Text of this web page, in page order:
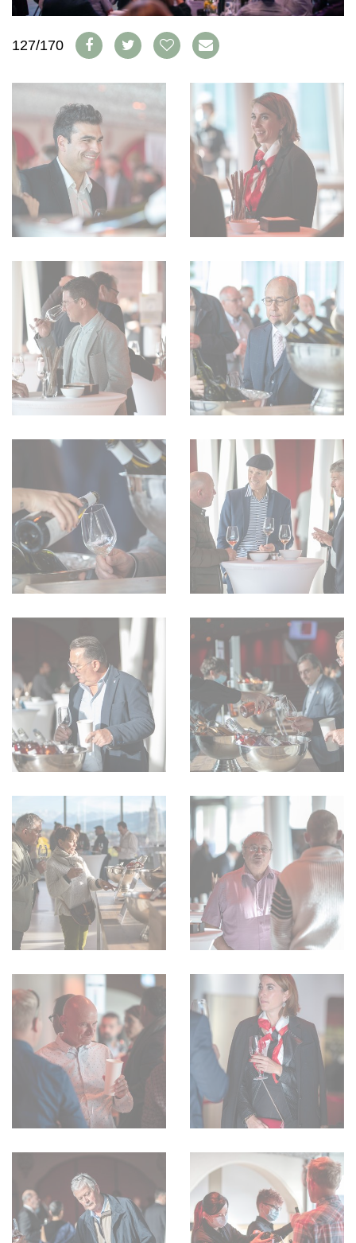
ABO
AUSGABE
ARCHIV
BÜCHER
WEINSZENE
VINOPHILES
ANMELDEN
GEWINNSPIELE
VORTEILSWELT
TRINKREIFETABELLE
ABO
WEINSUCHE
NEWSLETTER
WINE TRADE CLUB
REDAKTION
PRESSE
IMPRESSUM
AGB & DATENSCHUTZ
FAQ
127/170